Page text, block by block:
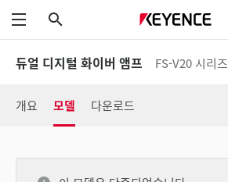
메뉴
듀얼 디지털 화이버 앰프 FS-V20 시리즈
개요 모델 다운로드